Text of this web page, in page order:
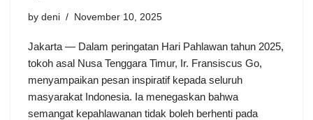
by deni November 10, 2025
Jakarta — Dalam peringatan Hari Pahlawan tahun 2025,
tokoh asal Nusa Tenggara Timur, Ir. Fransiscus Go,
menyampaikan pesan inspiratif kepada seluruh
masyarakat Indonesia. Ia menegaskan bahwa
semangat kepahlawanan tidak boleh berhenti pada